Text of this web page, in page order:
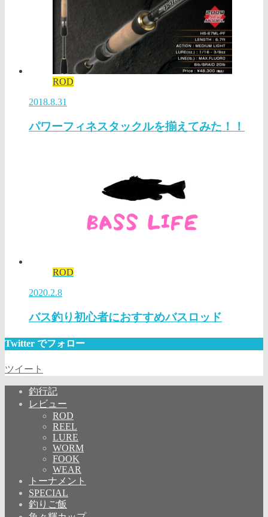
ROD
2018.8.31
パワーフィネスタックルを揃えてみた！！
ROD
2020.2.8
バス釣り初心者におすすめバスロッド
Twitter でフォロー
ツイート
釣行記
レビュー
ROD
REEL
LURE
WORM
FOOK
WEAR
トーナメント
SPECIAL
釣りご飯